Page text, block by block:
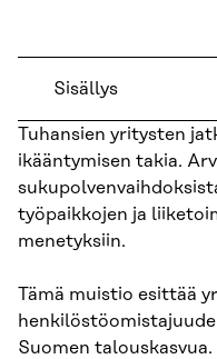
Sisällys
Tuhansien yritysten
ikääntymisen takia.
työpaikkojen ja
menetyksiin.
Tämä muistio esittää
Suomen